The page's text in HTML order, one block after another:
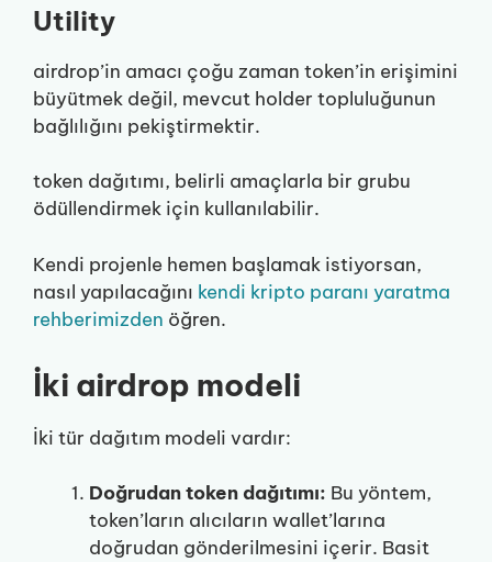
Utility
airdrop’in amacı çoğu zaman token’in erişimini
büyütmek değil, mevcut holder topluluğunun
bağlılığını pekiştirmektir.
token dağıtımı, belirli amaçlarla bir grubu
ödüllendirmek için kullanılabilir.
Kendi projenle hemen başlamak istiyorsan,
nasıl yapılacağını kendi kripto paranı yaratma
rehberimizden öğren.
İki airdrop modeli
İki tür dağıtım modeli vardır:
Doğrudan token dağıtımı: Bu yöntem,
token’ların alıcıların wallet’larına
doğrudan gönderilmesini içerir. Basit